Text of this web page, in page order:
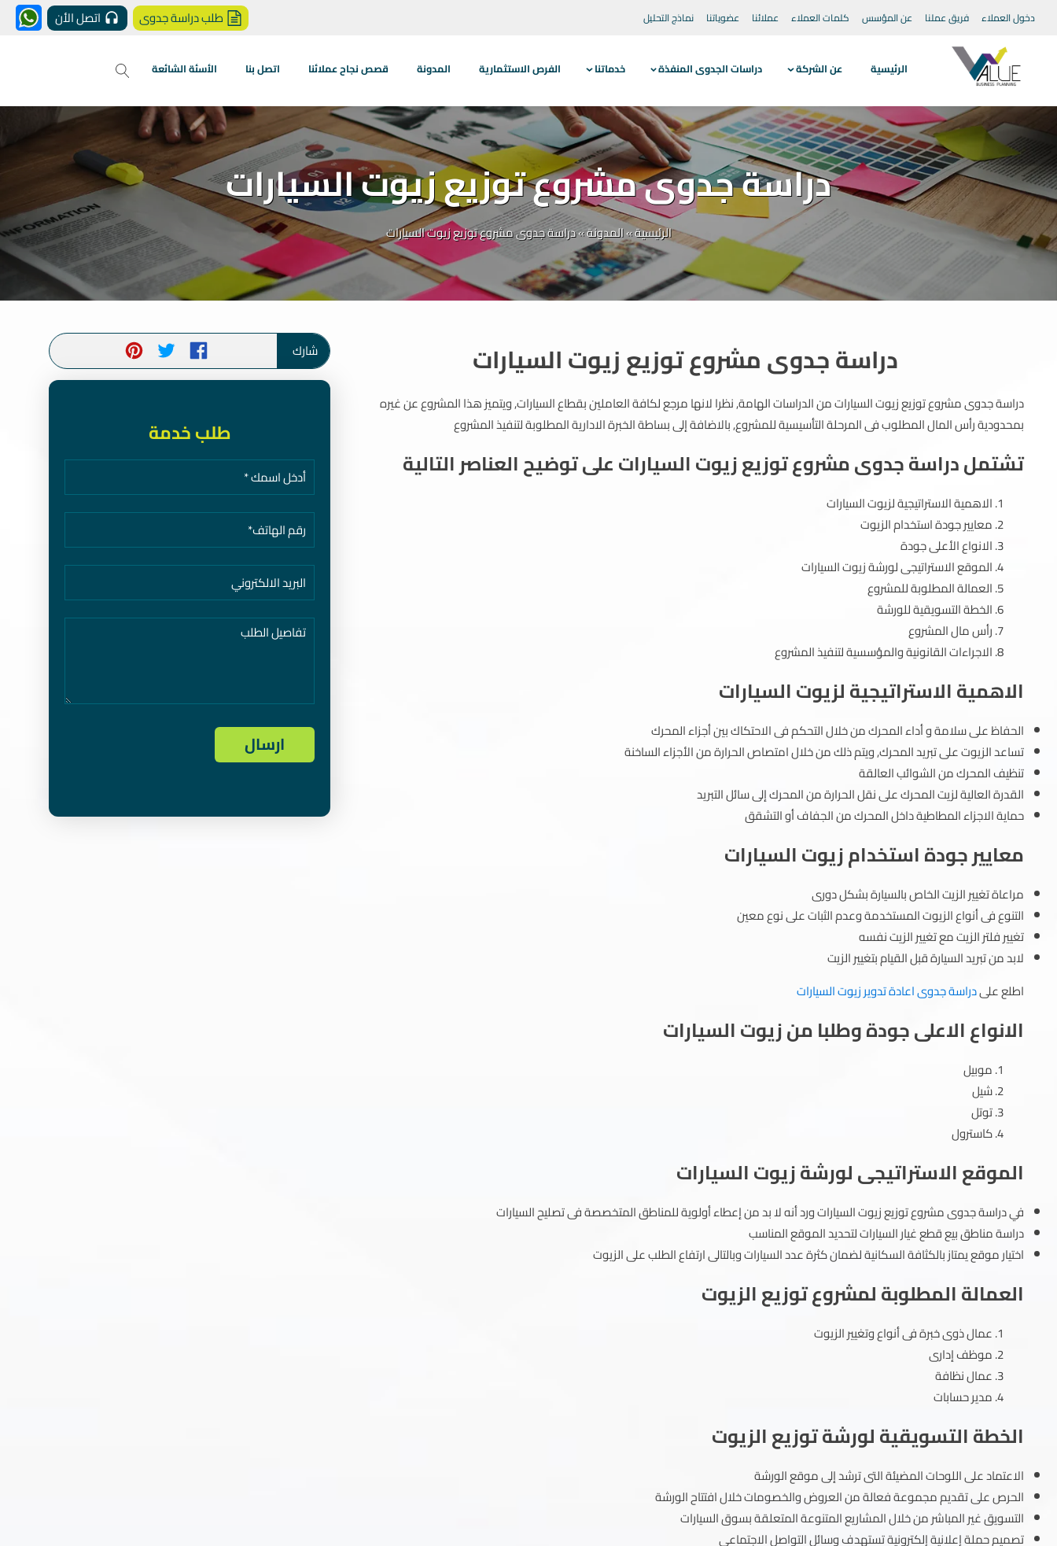
دخول العملاء فريق عملنا عن المؤسس كلمات العملاء عملائنا عضوياتنا نماذج التحليل طلب دراسة جدوى اتصل الأن
الرئيسية عن الشركة دراسات الجدوى المنفذة خدماتنا الفرص الاستثمارية المدونة قصص نجاح عملائنا اتصل بنا الأسئة الشائعة
دراسة جدوى مشروع توزيع زيوت السيارات
الرئيسية»المدونة»دراسة جدوى مشروع توزيع زيوت السيارات
دراسة جدوى مشروع توزيع زيوت السيارات
دراسة جدوى مشروع توزيع زيوت السيارات من الدراسات الهامة, نظرا لانها مرجع لكافة العاملين بقطاع السيارات, ويتميز هذا المشروع عن غيره
بمحدودية رأس المال المطلوب فى المرحلة التأسيسية للمشروع, بالاضافة إلى بساطة الخبرة الادارية المطلوبة لتنفيذ المشروع
تشتمل دراسة جدوى مشروع توزيع زيوت السيارات على توضيح العناصر التالية
الاهمية الاستراتيجية لزيوت السيارات
معايير جودة استخدام الزيوت
الانواع الأعلى جودة
الموقع الاستراتيجى لورشة زيوت السيارات
العمالة المطلوبة للمشروع
الخطة التسويقية للورشة
رأس مال المشروع
الاجراءات القانونية والمؤسسية لتنفيذ المشروع
الاهمية الاستراتيجية لزيوت السيارات
الحفاظ على سلامة و أداء المحرك من خلال التحكم فى الاحتكاك بين أجزاء المحرك
تساعد الزيوت على تبريد المحرك, ويتم ذلك من خلال امتصاص الحرارة من الأجزاء الساخنة
تنظيف المحرك من الشوائب العالقة
القدرة العالية لزيت المحرك على نقل الحرارة من المحرك إلى سائل التبريد
حماية الاجزاء المطاطية داخل المحرك من الجفاف أو التشقق
معايير جودة استخدام زيوت السيارات
مراعاة تغيير الزيت الخاص بالسيارة بشكل دورى
التنوع فى أنواع الزيوت المستخدمة وعدم الثبات على نوع معين
تغيير فلتر الزيت مع تغيير الزيت نفسه
لابد من تبريد السيارة قبل القيام بتغيير الزيت
اطلع علىدراسة جدوى اعادة تدوير زيوت السيارات
الانواع الاعلى جودة وطلبا من زيوت السيارات
موبيل
شيل
توتل
كاسترول
الموقع الاستراتيجى لورشة زيوت السيارات
في دراسة جدوى مشروع توزيع زيوت السيارات ورد أنه لا بد من إعطاء أولوية للمناطق المتخصصة فى تصليح السيارات
دراسة مناطق بيع قطع غيار السيارات لتحديد الموقع المناسب
اختيار موقع يمتاز بالكثافة السكانية لضمان كثرة عدد السيارات وبالتالى ارتفاع الطلب على الزيوت
العمالة المطلوبة لمشروع توزيع الزيوت
عمال ذوى خبرة فى أنواع وتغيير الزيوت
موظف إدارى
عمال نظافة
مدير حسابات
الخطة التسويقية لورشة توزيع الزيوت
الاعتماد على اللوحات المضيئة التى ترشد إلى موقع الورشة
الحرص على تقديم مجموعة فعالة من العروض والخصومات خلال افتتاح الورشة
التسويق غير المباشر من خلال المشاريع المتنوعة المتعلقة بسوق السيارات
تصميم حملة إعلانية إلكترونية تستهدف وسائل التواصل الاجتماعى
شارك
طلب خدمة